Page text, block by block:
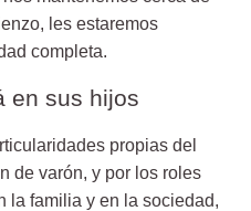
les estaremos
completa.
en sus hijos
propias del
de varón, y por los roles
la familia y en la sociedad,